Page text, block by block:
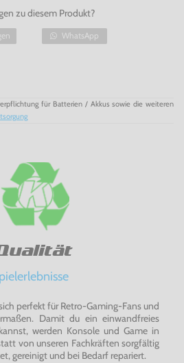
zu diesem Produkt?
WhatsApp
für Batterien / Akkus sowie die weiteren
perfekt für Retro-Gaming-Fans und
Damit du ein einwandfreies
werden Konsole und Game in
von unseren Fachkräften sorgfältig
gereinigt und bei Bedarf repariert.